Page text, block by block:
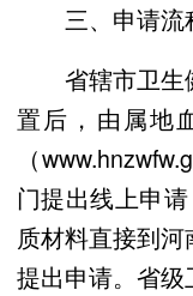
三、申请流
省辖市卫生
置后，由属地
（
门提出线上申
质材料直接到
提出申请。省级